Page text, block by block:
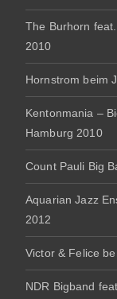
The Burhorn
2010
Hornstrom beim
Kentonmania –
Hamburg 2010
Count Pauli Big
Aquarian Jazz
2012
Victor & Felice
NDR Bigband